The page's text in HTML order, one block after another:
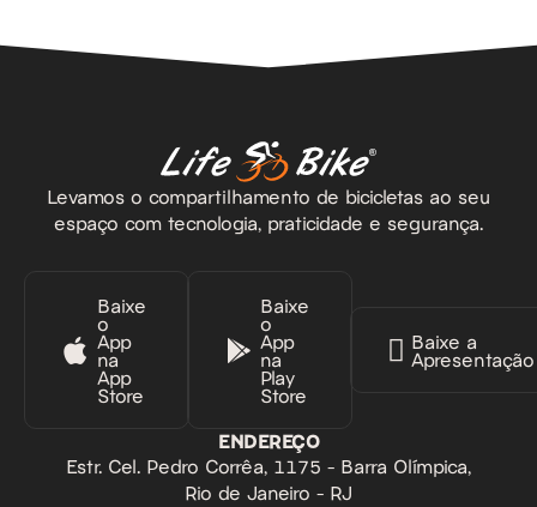
Levamos o compartilhamento de bicicletas ao seu
espaço com tecnologia, praticidade e segurança.
Baixe
o
App
na
App
Store
Baixe
o
App
na
Play
Store
Baixe a
Apresentação
ENDEREÇO
Estr. Cel. Pedro Corrêa, 1175 - Barra Olímpica,
Rio de Janeiro - RJ